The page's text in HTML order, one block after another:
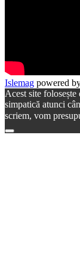
Islemag powered
Acest site
simpatică atunci
scriem, vom